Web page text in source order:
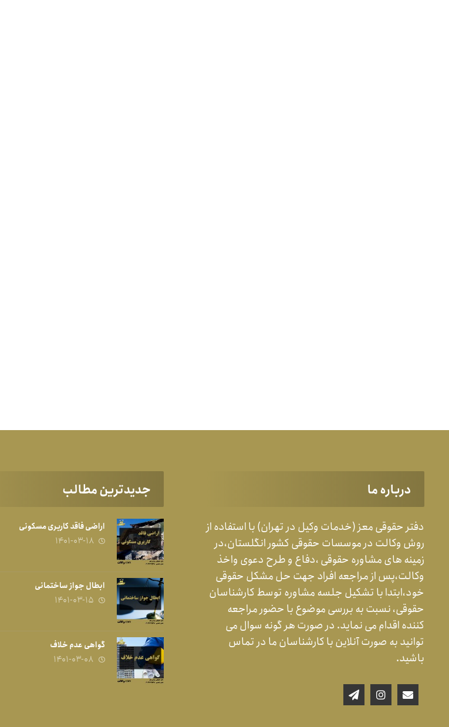
درباره ما
دفتر حقوقی معز (خدمات وکیل در تهران) با استفاده از
روش وکالت در موسسات حقوقی کشور انگلستان،در
زمینه های مشاوره حقوقی ،دفاع و طرح دعوی واخذ
وکالت،پس از مراجعه افراد جهت حل مشکل حقوقی
خود،ابتدا با تشکیل جلسه مشاوره توسط کارشناسان
حقوقی، نسبت به بررسی موضوع با حضور مراجعه
کننده اقدام می نماید. در صورت هر گونه سوال می
توانید به صورت آنلاین با کارشناسان ما در تماس
باشید.
جدیدترین مطالب
اراضی فاقد کاربری مسکونی
۱۴۰۱-۰۳-۱۸
ابطال جواز ساختمانی
۱۴۰۱-۰۳-۱۵
گواهی عدم خلاف
۱۴۰۱-۰۳-۰۸